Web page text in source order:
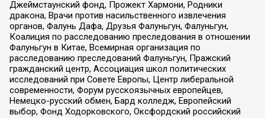
Джеймстаунский фонд, Прожект Хармони, Родники
дракона, Врачи против насильственного извлечения
органов, Фалунь Дафа, Друзья Фалуньгун, Фалуньгун,
Коалиция по расследованию преследования в отношении
Фалуньгун в Китае, Всемирная организация по
расследованию преследований Фалуньгун, Пражский
гражданский центр, Ассоциация школ политических
исследований при Совете Европы, Центр либеральной
современности, Форум русскоязычных европейцев,
Немецко-русский обмен, Бард колледж, Европейский
выбор, Фонд Ходорковского, Оксфордский российский